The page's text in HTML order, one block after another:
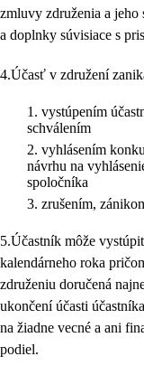
zmluvy združenia a jeho
a doplnky súvisiace s
4.Účasť v združení
vystúpením
schválením
vyhlásením
návrhu na
spoločníka
zrušením,
5.Účastník môže
kalendárneho roka
združeniu doručená
ukončení účasti
na žiadne vecné a ani
podiel.